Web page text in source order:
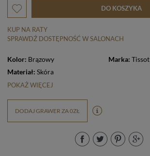
DO KOSZYKA
KUP NA RATY
SPRAWDŹ DOSTĘPNOŚĆ W SALONACH
Kolor: Brązowy Marka: Tissot
Materiał: Skóra
POKAŻ WIĘCEJ
DODAJ GRAWER ZA 0ZŁ